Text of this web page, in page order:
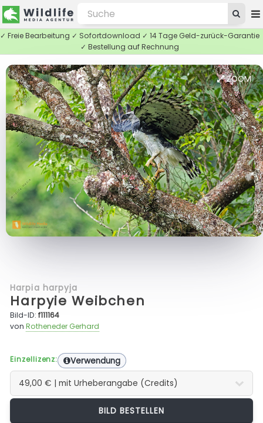
✓ Freie Bearbeitung ✓ Sofortdownload ✓ 14 Tage Geld-zurück-Garantie
✓ Bestellung auf Rechnung
ZOOM
Harpia harpyja
Harpyie Weibchen
Bild-ID:f111164
vonRotheneder Gerhard
Einzellizenz: Verwendung
BILD BESTELLEN